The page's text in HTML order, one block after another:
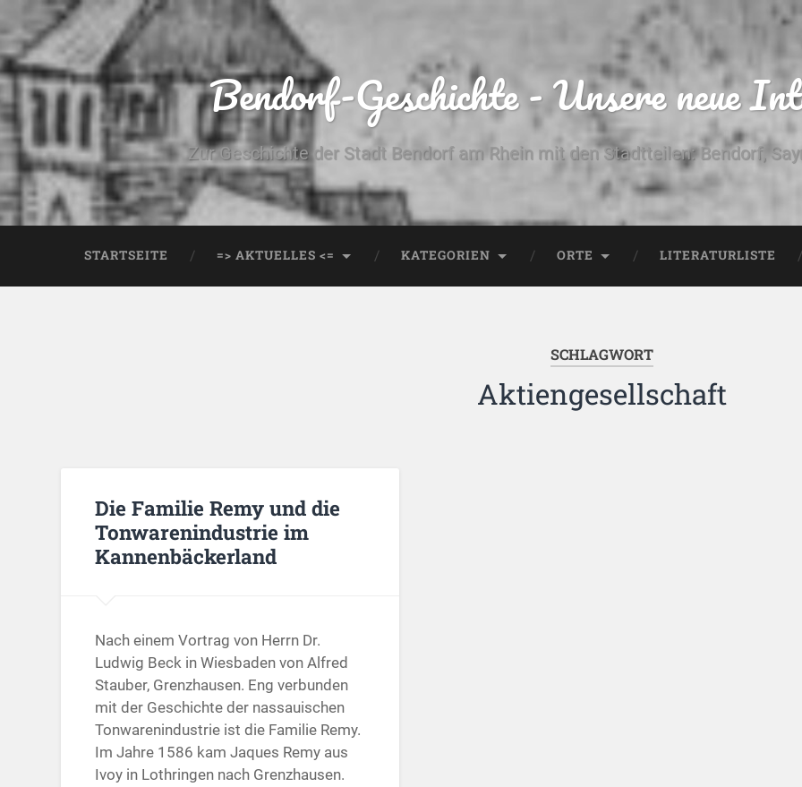
Bendorf-Geschichte - Unsere neue
Zur Geschichte der Stadt Bendorf am Rhein mit den Stadtteilen: Bendorf,
STARTSEITE => AKTUELLES <= KATEGORIEN ORTE LITERATURLISTE
SCHLAGWORT
Aktiengesellschaft
Die Familie Remy und die
Tonwarenindustrie im
Kannenbäckerland
Nach einem Vortrag von Herrn Dr.
Ludwig Beck in Wiesbaden von Alfred
Stauber, Grenzhausen. Eng verbunden
mit der Geschichte der nassauischen
Tonwarenindustrie ist die Familie Remy.
Im Jahre 1586 kam Jaques Remy aus
Ivoy in Lothringen nach Grenzhausen.